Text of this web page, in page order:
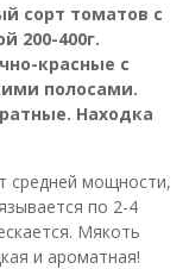
сорт томатов с
200-400г.
красные с
полосами.
Находка
средней мощности,
по 2-4
Мякоть
и ароматная!